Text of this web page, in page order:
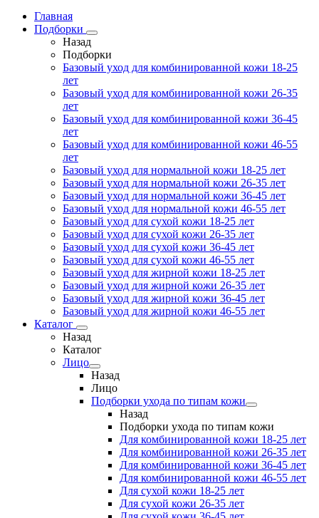
Главная
Подборки
Назад
Подборки
Базовый уход для комбинированной кожи 18-25
лет
Базовый уход для комбинированной кожи 26-35
лет
Базовый уход для комбинированной кожи 36-45
лет
Базовый уход для комбинированной кожи 46-55
лет
Базовый уход для нормальной кожи 18-25 лет
Базовый уход для нормальной кожи 26-35 лет
Базовый уход для нормальной кожи 36-45 лет
Базовый уход для нормальной кожи 46-55 лет
Базовый уход для сухой кожи 18-25 лет
Базовый уход для сухой кожи 26-35 лет
Базовый уход для сухой кожи 36-45 лет
Базовый уход для сухой кожи 46-55 лет
Базовый уход для жирной кожи 18-25 лет
Базовый уход для жирной кожи 26-35 лет
Базовый уход для жирной кожи 36-45 лет
Базовый уход для жирной кожи 46-55 лет
Каталог
Назад
Каталог
Лицо
Назад
Лицо
Подборки ухода по типам кожи
Назад
Подборки ухода по типам кожи
Для комбинированной кожи 18-25 лет
Для комбинированной кожи 26-35 лет
Для комбинированной кожи 36-45 лет
Для комбинированной кожи 46-55 лет
Для сухой кожи 18-25 лет
Для сухой кожи 26-35 лет